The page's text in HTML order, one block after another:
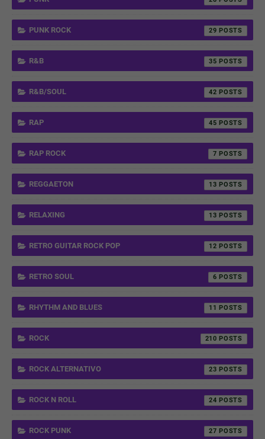
PUNK ROCK 29
R&B 35
R&B/SOUL 42
RAP 45
RAP ROCK 7
REGGAETON 13
RELAXING 13
RETRO GUITAR ROCK POP 12
RETRO SOUL 6
RHYTHM AND BLUES 11
ROCK 210
ROCK ALTERNATIVO 23
ROCK N ROLL 24
ROCK PUNK 27